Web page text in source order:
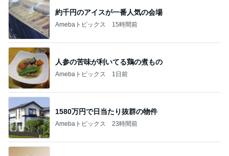
約千円のアイスが一番人気の会場
Amebaトピックス 15時間前
人参の苦味が利いてる鶏の煮もの
Amebaトピックス 1日前
1580万円で日当たり抜群の物件
Amebaトピックス 23時間前